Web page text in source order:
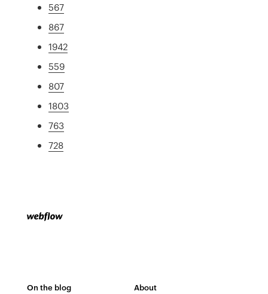
567
867
1942
559
807
1803
763
728
On the blog About